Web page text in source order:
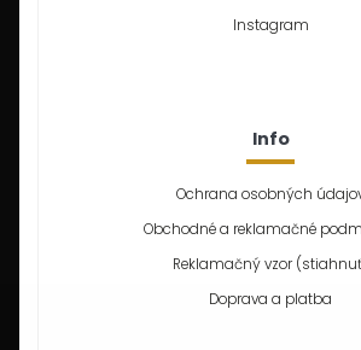
Instagram
Info
Ochrana osobných
Obchodné a reklamačné
Reklamačný vzor
Doprava a platba